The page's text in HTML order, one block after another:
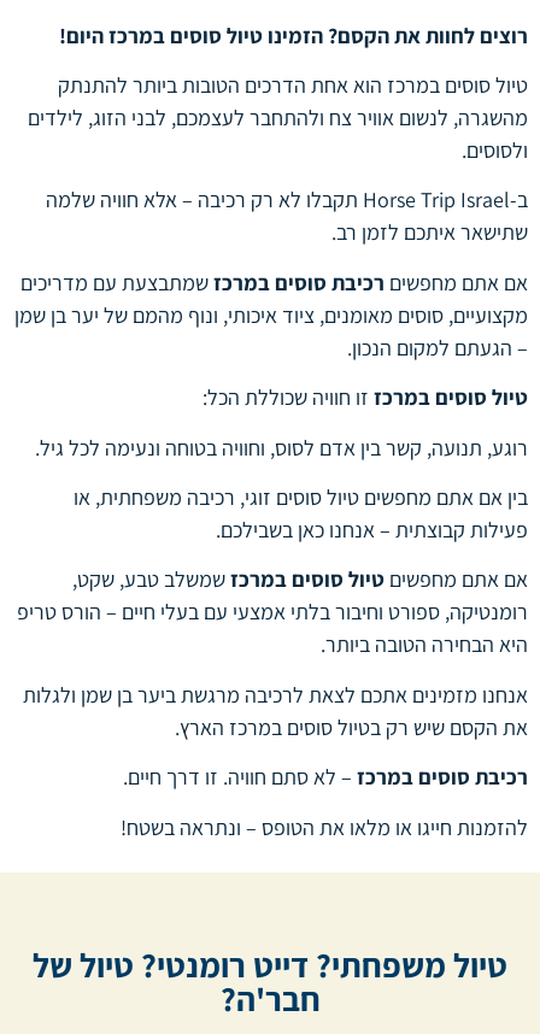
רוצים לחוות את הקסם? הזמינו טיול סוסים במרכז היום!
טיול סוסים במרכז הוא אחת הדרכים הטובות ביותר להתנתק
מהשגרה, לנשום אוויר צח ולהתחבר לעצמכם, לבני הזוג, לילדים
ולסוסים.
ב-Horse Trip Israel תקבלו לא רק רכיבה – אלא חוויה שלמה
שתישאר איתכם לזמן רב.
אם אתם מחפשים רכיבת סוסים במרכזשמתבצעת עם מדריכים
מקצועיים, סוסים מאומנים, ציוד איכותי, ונוף מהמם של יער בן שמן
– הגעתם למקום הנכון.
טיול סוסים במרכז זו חוויה שכוללת הכל:
רוגע, תנועה, קשר בין אדם לסוס, וחוויה בטוחה ונעימה לכל גיל.
בין אם אתם מחפשים טיול סוסים זוגי, רכיבה משפחתית, או
פעילות קבוצתית – אנחנו כאן בשבילכם.
אם אתם מחפשים טיול סוסים במרכזשמשלב טבע, שקט,
רומנטיקה, ספורט וחיבור בלתי אמצעי עם בעלי חיים – הורס טריפ
היא הבחירה הטובה ביותר.
אנחנו מזמינים אתכם לצאת לרכיבה מרגשת ביער בן שמן ולגלות
את הקסם שיש רק בטיול סוסים במרכז הארץ.
רכיבת סוסים במרכז – לא סתם חוויה. זו דרך חיים.
להזמנות חייגו או מלאו את הטופס – ונתראה בשטח!
טיול משפחתי? דייט רומנטי? טיול של
חבר'ה?